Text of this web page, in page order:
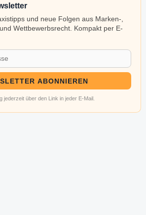
und neue Folgen aus Marken-,
Wettbewerbsrecht. Kompakt per E-
ABONNIEREN
jederzeit über den Link in jeder E-Mail.